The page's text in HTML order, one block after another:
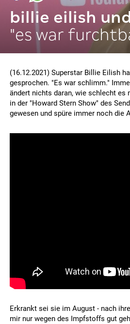
billie eilish
"es war
(16.12.2021) Superstar Billie Eilish
gesprochen. "Es war schlimm."
ändert nichts daran, wie schlecht es
in der "Howard Stern Show" des
gewesen und spüre immer noch die
Erkrankt sei sie im August - nach
mir nur wegen des Impfstoffs gut